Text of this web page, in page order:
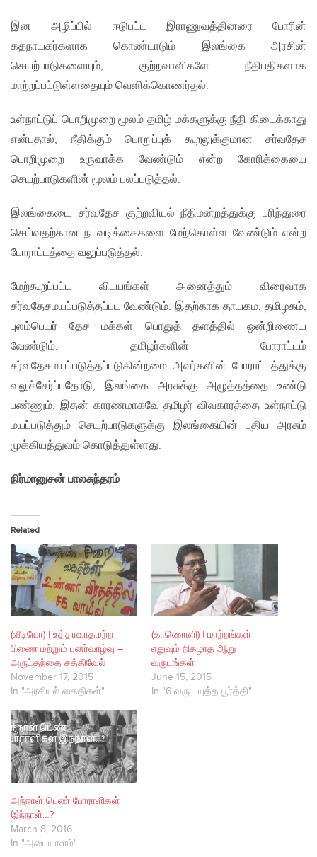
இன அழிப்பில் ஈடுபட்ட இராணுவத்தினரை போரின்
கதநாயகர்களாக கொண்டாடும் இலங்கை அரசின்
செயற்பாடுகளையும், குற்றவாளிகளே நீதிபதிகளாக
மாற்றப்பட்டுள்ளதையும் வெளிக்கொணர்தல்.
உள்நாட்டுப் பொறிமுறை மூலம் தமிழ் மக்களுக்கு நீதி கிடைக்காது
என்பதால், நீதிக்கும் பொறுப்புக் கூறலுக்குமான சர்வதேச
பொறிமுறை உருவாக்க வேண்டும் என்ற கோரிக்கையை
செயற்பாடுகளின் மூலம் பலப்படுத்தல்.
இலங்கையை சர்வதேச குற்றவியல் நீதிமன்றத்துக்கு பரிந்துரை
செய்வதற்கான நடவடிக்கைகளை மேற்கொள்ள வேண்டும் என்ற
போராட்டத்தை வலுப்படுத்தல்.
மேற்கூறப்பட்ட விடயங்கள் அனைத்தும் விரைவாக
சர்வதேசமயப்படுத்தப்பட வேண்டும். இதற்காக தாயகம, தமிழகம்,
புலம்பெயர் தேச மக்கள் பொதுத் தளத்தில் ஒன்றிணைய
வேண்டும். தமிழர்களின் போராட்டம்
சர்வதேசமயப்படுத்தப்படுகின்றமை அவர்களின் போராட்டத்துக்கு
வலுச்சேர்ப்பதோடு, இலங்கை அரசுக்கு அழுத்தத்தை உண்டு
பண்ணும். இதன் காரணமாகவே தமிழர் விவகாரத்தை உள்நாட்டு
மயப்படுத்தும் செயற்பாடுகளுக்கு இலங்கையின் புதிய அரசும்
முக்கியத்துவம் கொடுத்துள்ளது.
நிர்மானுசன் பாலசுந்தரம்
Related
(வீடியோ) | உத்தரவாதமற்ற
பிணை மற்றும் புனர்வாழ்வு –
அருட்தந்தை சத்திவேல்
November 17, 2015
In "அரசியல் கைதிகள்"
(காணொளி) | மாற்றங்கள்
எதுவும் நிகழாத ஆறு
வருடங்கள்
June 15, 2015
In "6 வருட யுத்த பூர்த்தி"
அந்நாள் பெண் போராளிகள்
இந்நாள்…?
March 8, 2016
In "அடையாளம்"